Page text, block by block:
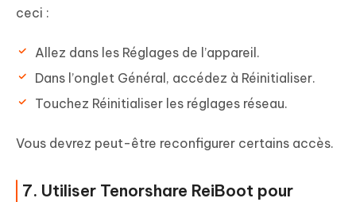
ceci :
Allez dans les Réglages de l’appareil.
Dans l’onglet Général, accédez à Réinitialiser.
Touchez Réinitialiser les réglages réseau.
Vous devrez peut-être reconfigurer certains accès.
7. Utiliser Tenorshare ReiBoot pour